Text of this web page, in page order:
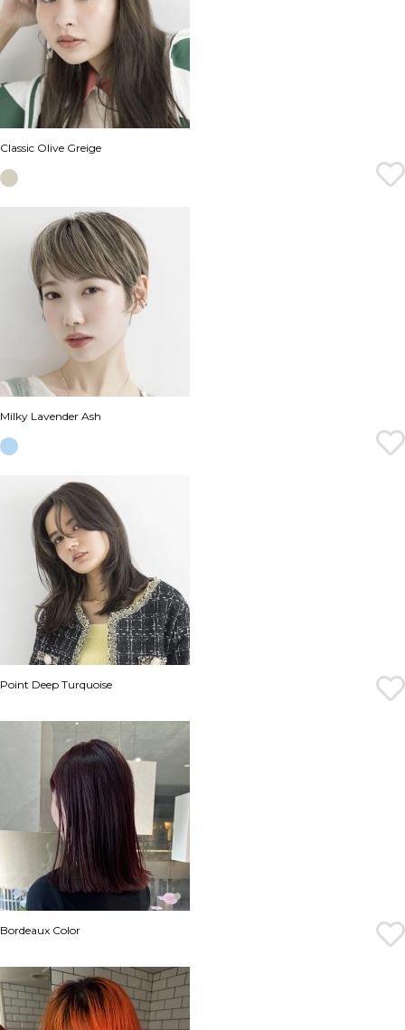
Classic Olive Greige
Milky Lavender Ash
Point Deep Turquoise
Bordeaux Color